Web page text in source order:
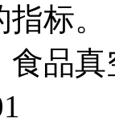
标。
食品